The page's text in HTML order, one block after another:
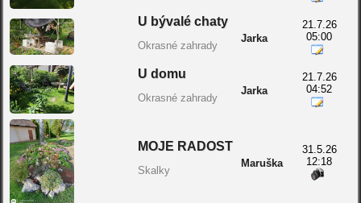
U bývalé chaty
Okrasné zahrady
Jarka
21.7.26
05:00
U domu
Okrasné zahrady
Jarka
21.7.26
04:52
MOJE RADOST
Skalky
Maruška
31.5.26
12:18